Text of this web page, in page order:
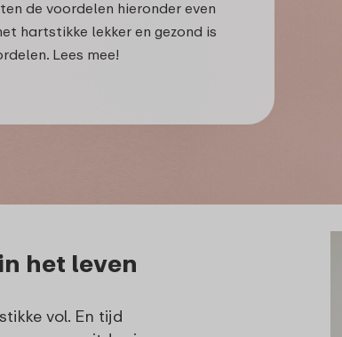
de voordelen hieronder even
hartstikke lekker en gezond is
Lees mee!
het leven
vol. En tijd